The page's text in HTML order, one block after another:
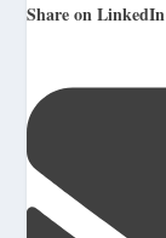
Share on LinkedIn